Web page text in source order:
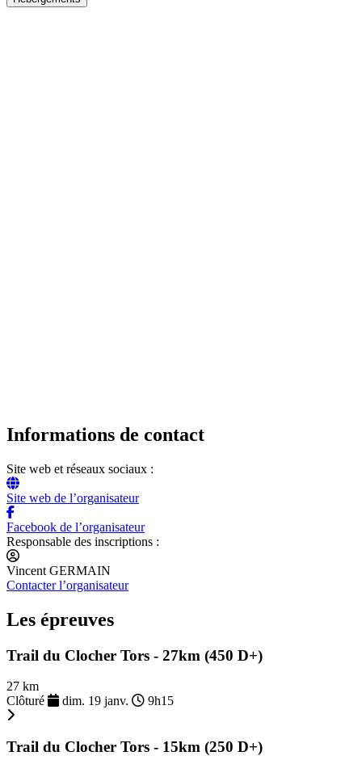
Informations de contact
Site web et réseaux sociaux :
Site web de l’organisateur
Facebook de l’organisateur
Responsable des inscriptions :
Vincent GERMAIN
Contacter l’organisateur
Les épreuves
Trail du Clocher Tors - 27km (450 D+)
27 km
Clôturé
dim. 19 janv. 9h15
Trail du Clocher Tors - 15km (250 D+)